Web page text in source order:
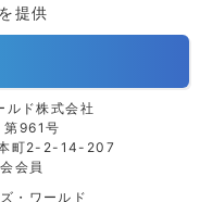
提供
ルド株式会社
第961号
町2-2-14-207
会員
・ワールド